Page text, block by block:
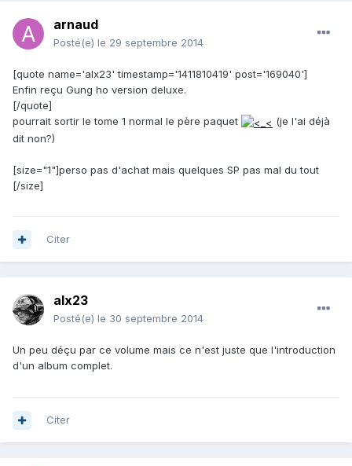
arnaud
Posté(e) le 29 septembre 2014
[quote name='alx23' timestamp='1411810419' post='169040']
Enfin reçu Gung ho version deluxe.
[/quote]
pourrait sortir le tome 1 normal le père paquet
(je l'ai déjà
dit non?)
[size="1"]perso pas d'achat mais quelques SP pas mal du tout
[/size]
Citer
alx23
Posté(e) le 30 septembre 2014
Un peu déçu par ce volume mais ce n'est juste que l'introduction
d'un album complet.
Citer